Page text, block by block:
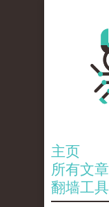
主页
所有文章
翻墙工